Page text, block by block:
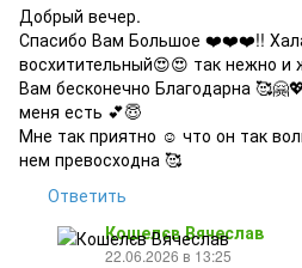
Добрый вечер.
Спасибо Вам Большое ❤️❤️❤️!!
восхитительный😍😍 так нежно и
Вам бесконечно Благодарна
меня есть 💕😇
Мне так приятно ☺️ что он так
нем превосходна 🥰
Ответить
Кошелєв Вячеслав
22.06.2026 в 13:25